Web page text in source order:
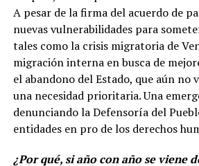
A pesar de la firma del acuerdo de
nuevas vulnerabilidades para
tales como la crisis migratoria de
migración interna en busca de
el abandono del Estado, que aún no
una necesidad prioritaria. Una
denunciando la Defensoría del
entidades en pro de los derechos
¿Por qué, si año con año se viene